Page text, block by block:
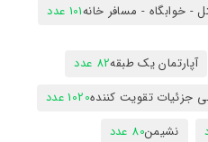
خوابگاه - مسافر خانه101 عدد
آپارتمان یک طبقه82 عدد
جزئیات تقویت کننده1020 عدد
نشیمن80 عدد